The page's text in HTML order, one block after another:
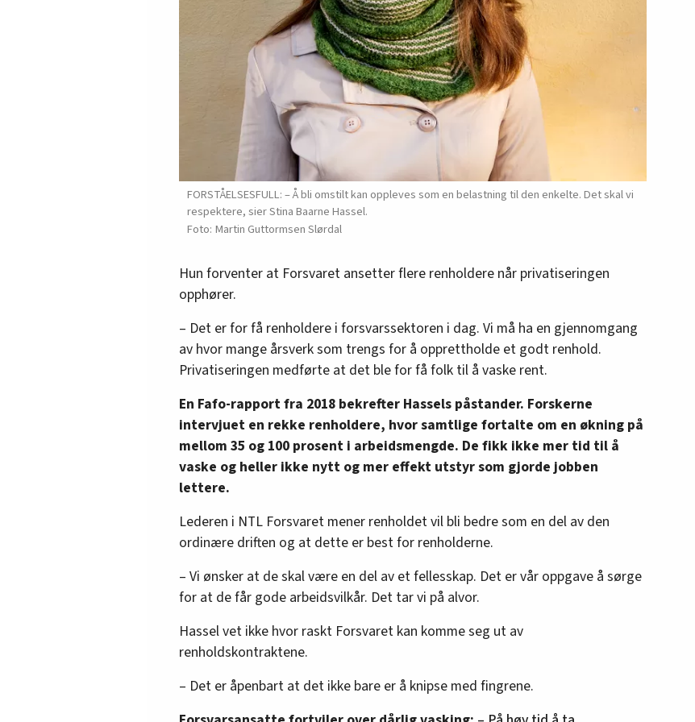
FORSTÅELSESFULL: – Å bli omstilt kan oppleves som en belastning til den enkelte. Det skal vi
respektere, sier Stina Baarne Hassel.
Martin Guttormsen Slørdal
Hun forventer at Forsvaret ansetter flere renholdere når privatiseringen
opphører.
– Det er for få renholdere i forsvarssektoren i dag. Vi må ha en gjennomgang
av hvor mange årsverk som trengs for å opprettholde et godt renhold.
Privatiseringen medførte at det ble for få folk til å vaske rent.
En Fafo-rapport fra 2018 bekrefter Hassels påstander. Forskerne
intervjuet en rekke renholdere, hvor samtlige fortalte om en økning på
mellom 35 og 100 prosent i arbeidsmengde. De fikk ikke mer tid til å
vaske og heller ikke nytt og mer effekt utstyr som gjorde jobben
lettere.
Lederen i NTL Forsvaret mener renholdet vil bli bedre som en del av den
ordinære driften og at dette er best for renholderne.
– Vi ønsker at de skal være en del av et fellesskap. Det er vår oppgave å sørge
for at de får gode arbeidsvilkår. Det tar vi på alvor.
Hassel vet ikke hvor raskt Forsvaret kan komme seg ut av
renholdskontraktene.
– Det er åpenbart at det ikke bare er å knipse med fingrene.